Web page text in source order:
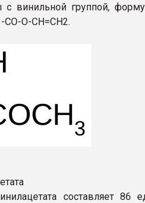
с винильной группой,
СО-О-СН=СН2.
составляет 86